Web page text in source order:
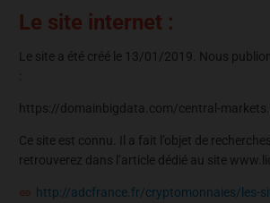
Le site internet :
Le site a été créé le 13/01/2019. Nous
:
https://domainbigdata.com/central-
Ce site est connu. Il a fait l’objet de
retrouverez dans l’article dédié au site
http://adcfrance.fr/cryptomonnaies/les-